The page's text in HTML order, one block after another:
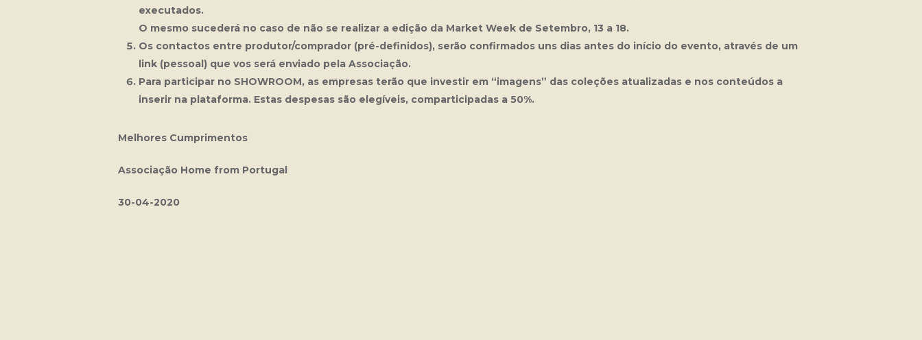
executados.
O mesmo sucederá no caso de não se realizar a edição da Market Week de Setembro, 13 a 18.
Os contactos entre produtor/comprador (pré-definidos), serão confirmados uns dias antes do início do evento, através de um
link (pessoal) que vos será enviado pela Associação.
Para participar no SHOWROOM, as empresas terão que investir em “imagens” das coleções atualizadas e nos conteúdos a
inserir na plataforma. Estas despesas são elegíveis, comparticipadas a 50%.
Melhores Cumprimentos
Associação Home from Portugal
30-04-2020